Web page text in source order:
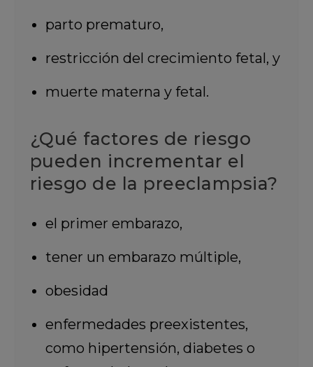
parto prematuro,
restricción del crecimiento fetal, y
muerte materna y fetal.
¿Qué factores de riesgo
pueden incrementar el
riesgo de la preeclampsia?
el primer embarazo,
tener un embarazo múltiple,
obesidad
enfermedades preexistentes,
como hipertensión, diabetes o